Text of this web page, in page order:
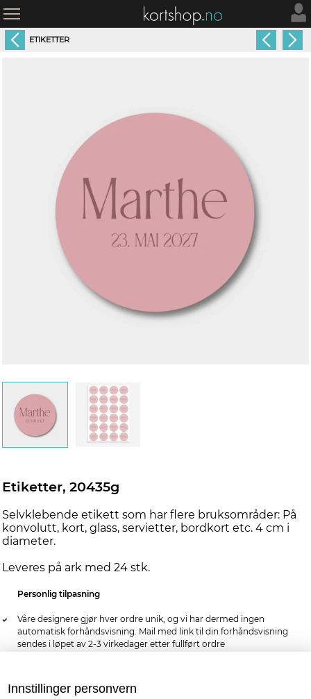
ETIKETTER
Etiketter, 20435g
Selvklebende etikett som har flere bruksområder: På
konvolutt, kort, glass, servietter, bordkort etc. 4 cm i
diameter.
Leveres på ark med 24 stk.
Personlig tilpasning
Våre designere gjør hver ordre unik, og vi har dermed ingen
automatisk forhåndsvisning. Mail med link til din forhåndsvisning
sendes i løpet av 2-3 virkedager etter fullført ordre
Innstillinger personvern